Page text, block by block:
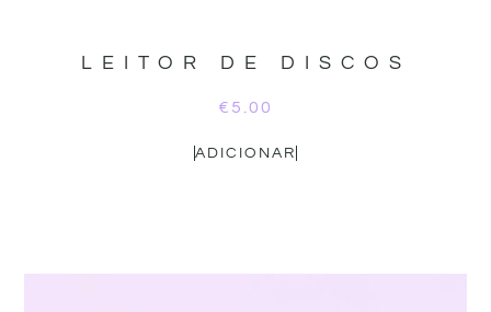
LEITOR DE DISCOS
€ 5.00
ADICIONAR